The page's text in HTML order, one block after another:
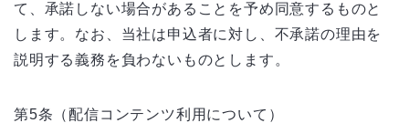
て、承諾しない場合があることを予め同意するものと
します。なお、当社は申込者に対し、不承諾の理由を
説明する義務を負わないものとします。
第5条（配信コンテンツ利用について）